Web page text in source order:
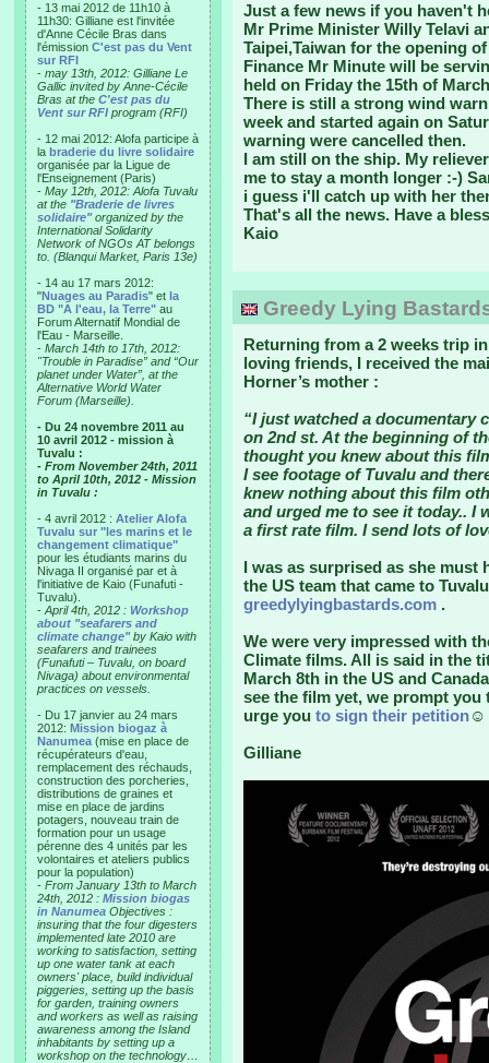
- 13 mai 2012 de 11h10 à
11h30: Gilliane est l'invitée
d'Anne Cécile Bras dans
l'émission C'est pas du Vent
sur RFI
- may 13th, 2012: Gilliane Le
Gallic invited by Anne-Cécile
Bras at the C'est pas du
Vent sur RFI program (RFI)
- 12 mai 2012: Alofa participe à
la braderie du livre solidaire
organisée par la Ligue de
l'Enseignement (Paris)
- May 12th, 2012: Alofa Tuvalu
at the "Braderie de livres
solidaire"organized by the
International Solidarity
Network of NGOs AT belongs
to. (Blanqui Market, Paris 13e)
- 14 au 17 mars 2012:
"Nuages au Paradis" et la
BD "A l'eau, la Terre" au
Forum Alternatif Mondial de
l'Eau - Marseille.
- March 14th to 17th, 2012:
"Trouble in Paradise” and “Our
planet under Water”, at the
Alternative World Water
Forum (Marseille).
- Du 24 novembre 2011 au
10 avril 2012 - mission à
Tuvalu :
- From November 24th, 2011
to April 10th, 2012 - Mission
in Tuvalu :
- 4 avril 2012 : Atelier Alofa
Tuvalu sur "les marins et le
changement climatique"
pour les étudiants marins du
Nivaga II organisé par et à
l'initiative de Kaio (Funafuti -
Tuvalu).
- April 4th, 2012 : Workshop
about "seafarers and
climate change"by Kaio with
seafarers and trainees
(Funafuti – Tuvalu, on board
Nivaga) about environmental
practices on vessels.
- Du 17 janvier au 24 mars
2012: Mission biogaz à
Nanumea (mise en place de
récupérateurs d'eau,
remplacement des réchauds,
construction des porcheries,
distributions de graines et
mise en place de jardins
potagers, nouveau train de
formation pour un usage
pérenne des 4 unités par les
volontaires et ateliers publics
pour la population)
- From January 13th to March
24th, 2012 : Mission biogas
in Nanumea Objectives :
insuring that the four digesters
implemented late 2010 are
working to satisfaction, setting
up one water tank at each
owners' place, build individual
piggeries, setting up the basis
for garden, training owners
and workers as well as raising
awareness among the Island
inhabitants by setting up a
workshop on the technology…
Just a few news if you haven't
Mr Prime Minister Willy Telavi
Taipei,Taiwan for the opening
Finance Mr Minute will be
held on Friday the 15th of
There is still a strong wind
week and started again on
warning were cancelled then.
I am still on the ship. My
me to stay a month longer :-)
i guess i'll catch up with her
That's all the news. Have a
Kaio
Greedy Lying
Returning from a 2 weeks trip
loving friends, I received the
Horner’s mother :
“I just watched a documentary
on 2nd st. At the beginning of
thought you knew about this
I see footage of Tuvalu and
knew nothing about this film
and urged me to see it today.. I
a first rate film. I send lots of
I was as surprised as she must
the US team that came to
greedylyingbastards.com .
We were very impressed with
Climate films. All is said in the
March 8th in the US and
see the film yet, we prompt
urge you to sign their petition☺
Gilliane